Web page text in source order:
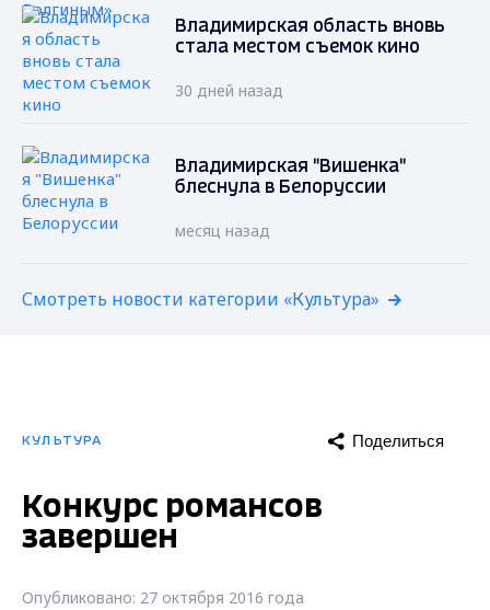
Владимирская область вновь
стала местом съемок кино
30 дней назад
Владимирская "Вишенка"
блеснула в Белоруссии
месяц назад
Смотреть новости категории «Культура»
КУЛЬТУРА Поделиться
Конкурс романсов
завершен
Опубликовано: 27 октября 2016 года